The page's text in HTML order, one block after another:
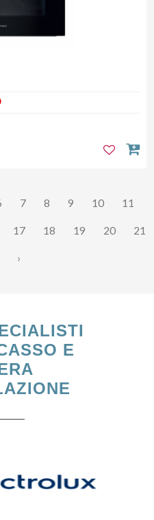
7 8 9 10 11
17 18 19 20 21
›
E